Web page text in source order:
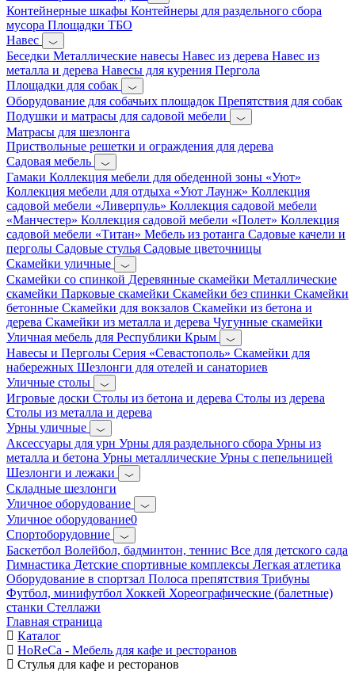
Контейнерные шкафы Контейнеры для раздельного сбора
мусора Площадки ТБО
Навес
Беседки Металлические навесы Навес из дерева Навес из
металла и дерева Навесы для курения Пергола
Площадки для собак
Оборудование для собачьих площадок Препятствия для собак
Подушки и матрасы для садовой мебели
Матрасы для шезлонга
Приствольные решетки и ограждения для дерева
Садовая мебель
Гамаки Коллекция мебели для обеденной зоны «Уют»
Коллекция мебели для отдыха «Уют Лаунж» Коллекция
садовой мебели «Ливерпуль» Коллекция садовой мебели
«Манчестер» Коллекция садовой мебели «Полет» Коллекция
садовой мебели «Титан» Мебель из ротанга Садовые качели и
перголы Садовые стулья Садовые цветочницы
Скамейки уличные
Скамейки со спинкой Деревянные скамейки Металлические
скамейки Парковые скамейки Скамейки без спинки Скамейки
бетонные Скамейки для вокзалов Скамейки из бетона и
дерева Скамейки из металла и дерева Чугунные скамейки
Уличная мебель для Республики Крым
Навесы и Перголы Серия «Севастополь» Скамейки для
набережных Шезлонги для отелей и санаториев
Уличные столы
Игровые доски Столы из бетона и дерева Столы из дерева
Столы из металла и дерева
Урны уличные
Аксессуары для урн Урны для раздельного сбора Урны из
металла и бетона Урны металлические Урны с пепельницей
Шезлонги и лежаки
Складные шезлонги
Уличное оборудование
Уличное оборудование0
Спортоборудовние
Баскетбол Волейбол, бадминтон, теннис Все для детского сада
Гимнастика Детские спортивные комплексы Легкая атлетика
Оборудование в спортзал Полоса препятствия Трибуны
Футбол, минифутбол Хоккей Хореографические (балетные)
станки Стеллажи
Главная страница
Каталог
HoReCa - Мебель для кафе и ресторанов
Стулья для кафе и ресторанов